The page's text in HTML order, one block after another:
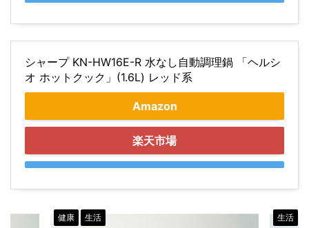
シャープ KN-HW16E-R 水なし自動調理鍋 「ヘルシ
オ ホットクック」(1.6L) レッド系
Amazon
楽天市場
健康 生活 生活